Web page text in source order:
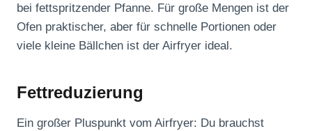
bei fettspritzender Pfanne. Für große Mengen ist der
Ofen praktischer, aber für schnelle Portionen oder
viele kleine Bällchen ist der Airfryer ideal.
Fettreduzierung
Ein großer Pluspunkt vom Airfryer: Du brauchst